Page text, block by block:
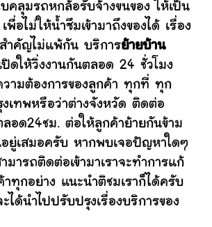
คลุมรถหกล้อรับจ้างขนของ ให้เป็น
พื่อไม่ให้น้ำซึมเข้ามาถึงของได้ เรื่อง
ำคัญไม่แพ้กัน บริการย้ายบ้าน
ปิดให้วิ่งงานกันตลอด 24 ชั่วโมง
วามต้องการของลูกค้า ทุกที่ ทุก
งเทพหรือว่าต่างจังหวัด ติดต่อ
ลอด24ชม. ต่อให้ลูกค้าย้ายกันข้าม
ยู่เสมอครับ หากพบเจอปัญหาใดๆ
มารถติดต่อเข้ามาเราจะทำการแก้
ทุกอย่าง แนะนำติชมเราก็ได้ครับ
ได้นำไปปรับปรุงเรื่องบริการของ